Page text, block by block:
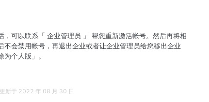
可以联系「 企业管理员 」 帮您重新激活帐号。然后再将相
不会禁用帐号，再退出企业或者让企业管理员给您移出企业
个人版」。
新于 2022 年 08 月 30 日